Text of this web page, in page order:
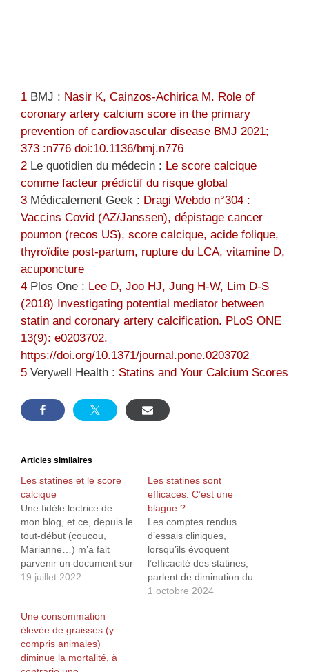
1 BMJ : Nasir K, Cainzos-Achirica M. Role of
coronary artery calcium score in the primary
prevention of cardiovascular disease BMJ 2021;
373 :n776 doi:10.1136/bmj.n776
2 Le quotidien du médecin : Le score calcique
comme facteur prédictif du risque global
3 Médicalement Geek : Dragi Webdo n°304 :
Vaccins Covid (AZ/Janssen), dépistage cancer
poumon (recos US), score calcique, acide folique,
thyroïdite post-partum, rupture du LCA, vitamine D,
acuponcture
4 Plos One : Lee D, Joo HJ, Jung H-W, Lim D-S
(2018) Investigating potential mediator between
statin and coronary artery calcification. PLoS ONE
13(9): e0203702.
https://doi.org/10.1371/journal.pone.0203702
5 Verywell Health : Statins and Your Calcium Scores
Articles similaires
Les statines et le score
calcique
Une fidèle lectrice de
mon blog, et ce, depuis le
tout-début (coucou,
Marianne…) m’a fait
parvenir un document sur
le score calcique et la
demandant si je pouvais
lui fournir plus de
précisions sur ce sujet.
J’en avais parlé
19 juillet 2022
Les statines sont
efficaces. C’est une
blague ?
Les comptes rendus
d’essais cliniques,
lorsqu’ils évoquent
l’efficacité des statines,
parlent de diminution du
risque relatif, du risque
1 octobre 2024
Une consommation
élevée de graisses (y
compris animales)
diminue la mortalité, à